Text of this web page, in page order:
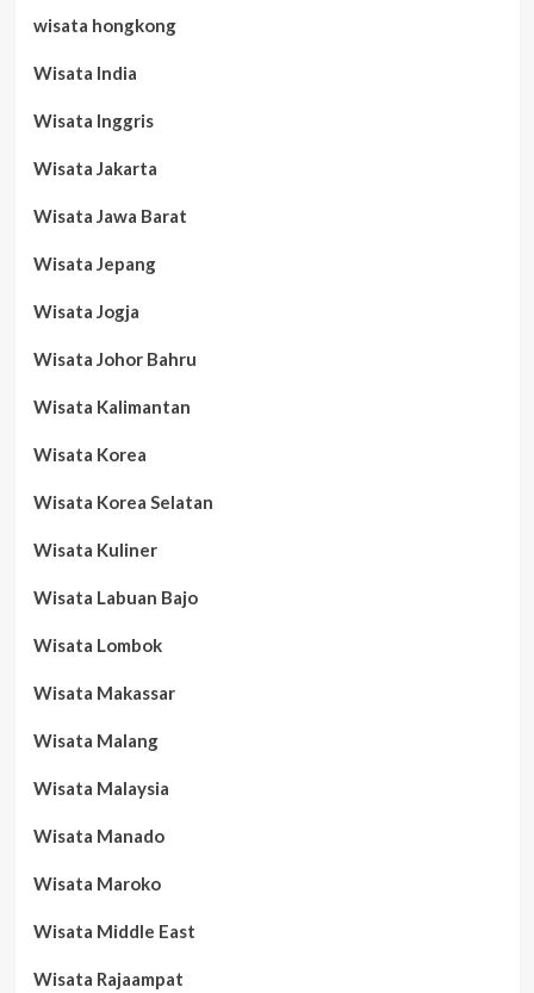
wisata hongkong
Wisata India
Wisata Inggris
Wisata Jakarta
Wisata Jawa Barat
Wisata Jepang
Wisata Jogja
Wisata Johor Bahru
Wisata Kalimantan
Wisata Korea
Wisata Korea Selatan
Wisata Kuliner
Wisata Labuan Bajo
Wisata Lombok
Wisata Makassar
Wisata Malang
Wisata Malaysia
Wisata Manado
Wisata Maroko
Wisata Middle East
Wisata Rajaampat